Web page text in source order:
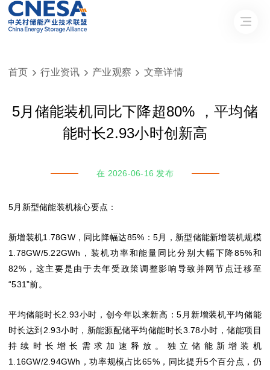
首页  行业资讯  产业观察  文章详情
5月储能装机同比下降超80% ，平均储
能时长2.93小时创新高
在 2026-06-16 发布
5月新型储能装机核心要点：
新增装机1.78GW，同比降幅达85%：5月，新型储能新增装机规模
1.78GW/5.22GWh，装机功率和能量同比分别大幅下降85%和
82%，这主要是由于去年受政策调整影响导致并网节点迁移至
“531”前。
平均储能时长2.93小时，创今年以来新高：5月新增装机平均储能
时长达到2.93小时，新能源配储平均储能时长3.78小时，储能项目
持续时长增长需求加速释放。独立储能新增装机
1.16GW/2.94GWh，功率规模占比65%，同比提升5个百分点，仍